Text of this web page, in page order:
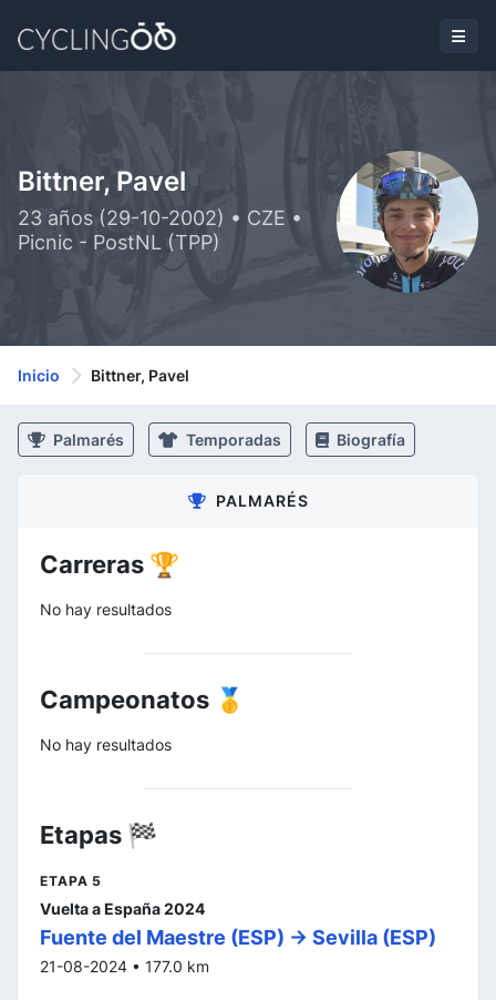
Bittner, Pavel
23 años (29-10-2002) • CZE •
Picnic - PostNL (TPP)
Inicio Bittner, Pavel
Palmarés Temporadas Biografía
PALMARÉS
Carreras 🏆
No hay resultados
Campeonatos 🥇
No hay resultados
Etapas 🏁
ETAPA 5
Vuelta a España 2024
Fuente del Maestre (ESP) -> Sevilla (ESP)
21-08-2024 • 177.0 km